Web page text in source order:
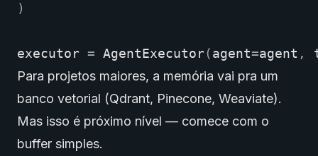
)
executor = AgentExecutor(agent=agent ,
Para projetos maiores, a memória vai pra um
banco vetorial (Qdrant, Pinecone, Weaviate).
Mas isso é próximo nível — comece com o
buffer simples.